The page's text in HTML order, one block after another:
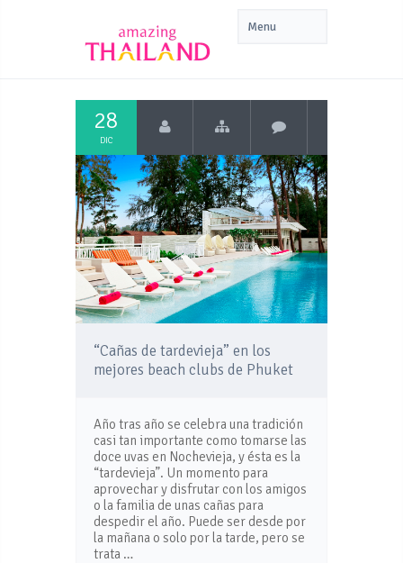
28
DIC
“Cañas de tardevieja” en los
mejores beach clubs de Phuket
Año tras año se celebra una tradición
casi tan importante como tomarse las
doce uvas en Nochevieja, y ésta es la
“tardevieja”. Un momento para
aprovechar y disfrutar con los amigos
o la familia de unas cañas para
despedir el año. Puede ser desde por
la mañana o solo por la tarde, pero se
trata …